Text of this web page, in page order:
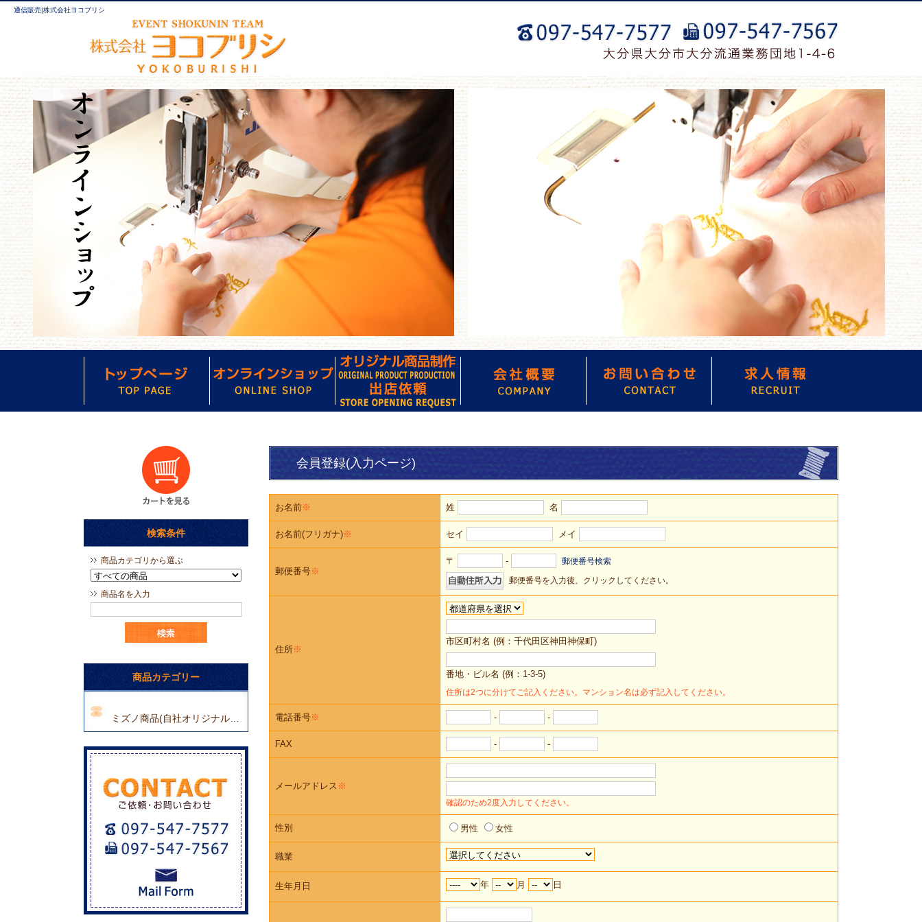
通信販売|株式会社ヨコブリシ
検索条件
商品カテゴリから選ぶ
商品名を入力
商品カテゴリー
会員登録(入力ページ)
お名前※ 姓 名
お名前(フリガナ)※ セイ メイ
郵便番号※
〒 - 郵便番号検索
郵便番号を入力後、クリックしてください。
住所※
市区町村名 (例：千代田区神田神保町)
番地・ビル名 (例：1-3-5)
住所は2つに分けてご記入ください。マンション名は必ず記入してください。
電話番号※ - -
FAX - -
メールアドレス ※
確認のため2度入力してください。
性別 男性 女性
職業
生年月日 年 月 日